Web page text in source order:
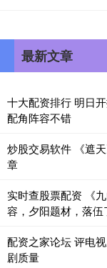
最新文章
十大配资排行 明日
配角阵容不错
炒股交易软件 《遮
章
实时查股票配资 《
容，夕阳题材，落伍
配资之家论坛 评电
剧质量